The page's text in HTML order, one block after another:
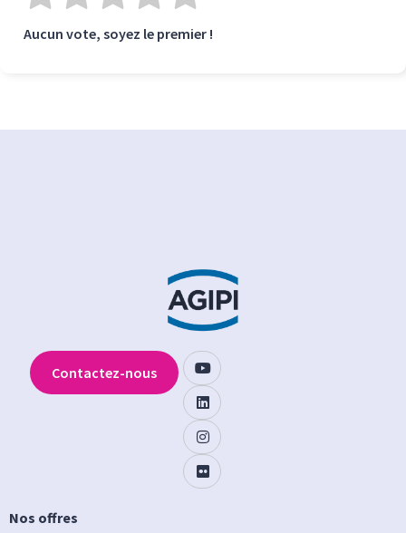
Aucun vote, soyez le premier !
Nos offres
Contactez-nous